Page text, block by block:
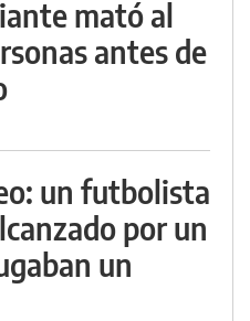
mató al
antes de
un futbolista
por un
un